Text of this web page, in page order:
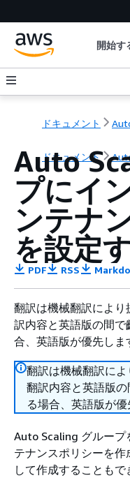
開始す
ドキュメント
ドキュメント
Auto
プにイ
ンテナ
を設定
PDF RSS
翻訳は機械翻訳によ
訳内容と英語版の間
合、英語版が優先しま
翻訳は機械翻訳に
翻訳内容と英語版
る場合、英語版が優
Auto Scaling グループ
テナンスポリシーを
して作成することもで